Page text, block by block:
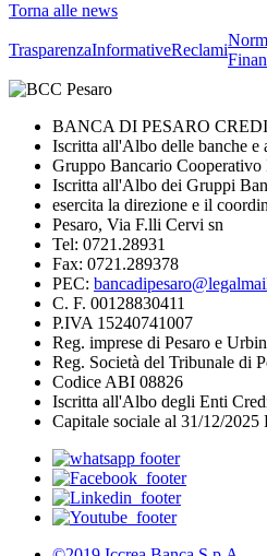
Torna alle news
TrasparenzaInformativeReclami
BANCA DI PESARO
Iscritta all'Albo delle banche e
Gruppo Bancario Cooperativo
Iscritta all'Albo dei Gruppi
esercita la direzione e il
Pesaro, Via F.lli Cervi sn
Tel: 0721.28931
Fax: 0721.289378
PEC:
C. F. 00128830411
P.IVA 15240741007
Reg. imprese di Pesaro e
Reg. Società del Tribunale di
Codice ABI 08826
Iscritta all'Albo degli Enti
Capitale sociale al 31/12/2025